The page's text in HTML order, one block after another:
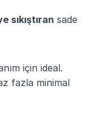
sıkıştıran sade
için ideal.
fazla minimal